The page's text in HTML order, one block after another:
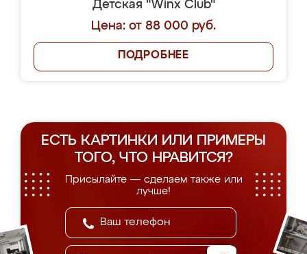
Детская "Winx Club"
Цена: от 88 000 руб.
ПОДРОБНЕЕ
ЕСТЬ КАРТИНКИ ИЛИ ПРИМЕРЫ
ТОГО, ЧТО НРАВИТСЯ?
Присылайте — сделаем также или
лучше!